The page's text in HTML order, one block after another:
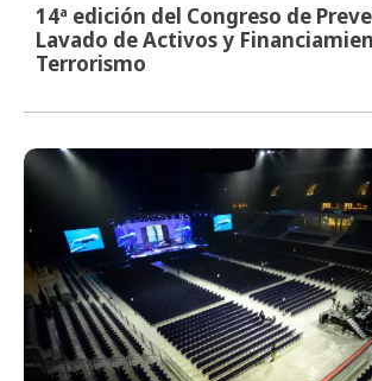
14ª edición del Congreso de
Lavado de Activos y
Terrorismo